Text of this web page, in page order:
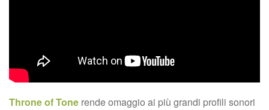
Throne of Tone rende omaggio ai più grandi profili sonori